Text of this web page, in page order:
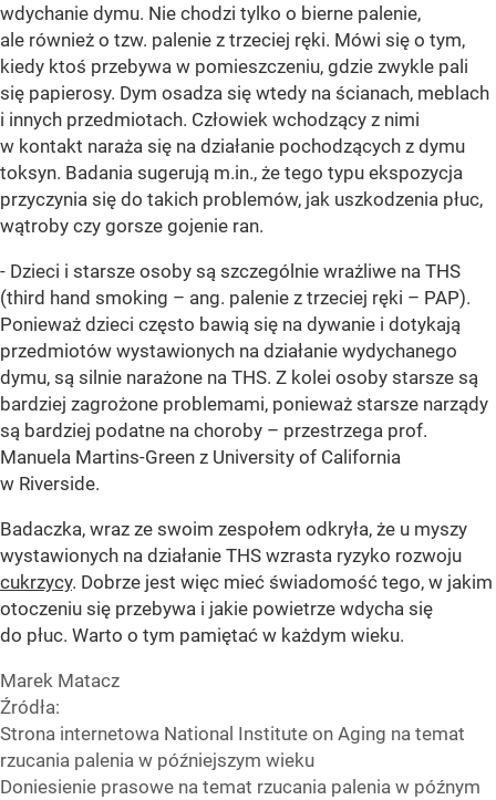
wdychanie dymu. Nie chodzi tylko o bierne palenie,
ale również o tzw. palenie z trzeciej ręki. Mówi się o tym,
kiedy ktoś przebywa w pomieszczeniu, gdzie zwykle pali
się papierosy. Dym osadza się wtedy na ścianach, meblach
i innych przedmiotach. Człowiek wchodzący z nimi
w kontakt naraża się na działanie pochodzących z dymu
toksyn. Badania sugerują m.in., że tego typu ekspozycja
przyczynia się do takich problemów, jak uszkodzenia płuc,
wątroby czy gorsze gojenie ran.
- Dzieci i starsze osoby są szczególnie wrażliwe na THS
(third hand smoking – ang. palenie z trzeciej ręki – PAP).
Ponieważ dzieci często bawią się na dywanie i dotykają
przedmiotów wystawionych na działanie wydychanego
dymu, są silnie narażone na THS. Z kolei osoby starsze są
bardziej zagrożone problemami, ponieważ starsze narządy
są bardziej podatne na choroby – przestrzega prof.
Manuela Martins-Green z University of California
w Riverside.
Badaczka, wraz ze swoim zespołem odkryła, że u myszy
wystawionych na działanie THS wzrasta ryzyko rozwoju
cukrzycy. Dobrze jest więc mieć świadomość tego, w jakim
otoczeniu się przebywa i jakie powietrze wdycha się
do płuc. Warto o tym pamiętać w każdym wieku.
Marek Matacz
Źródła:
Strona internetowa National Institute on Aging na temat
rzucania palenia w późniejszym wieku
Doniesienie prasowe na temat rzucania palenia w późnym